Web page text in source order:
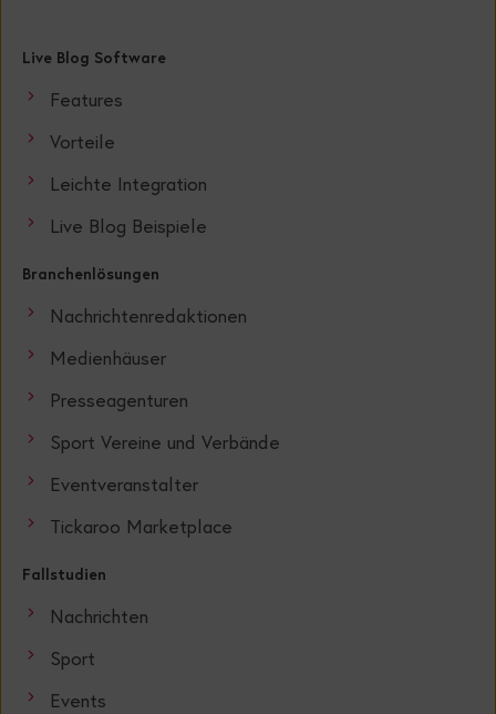
Live Blog Software
Features
Vorteile
Leichte Integration
Live Blog Beispiele
Branchenlösungen
Nachrichtenredaktionen
Medienhäuser
Presseagenturen
Sport Vereine und Verbände
Eventveranstalter
Tickaroo Marketplace
Fallstudien
Nachrichten
Sport
Events